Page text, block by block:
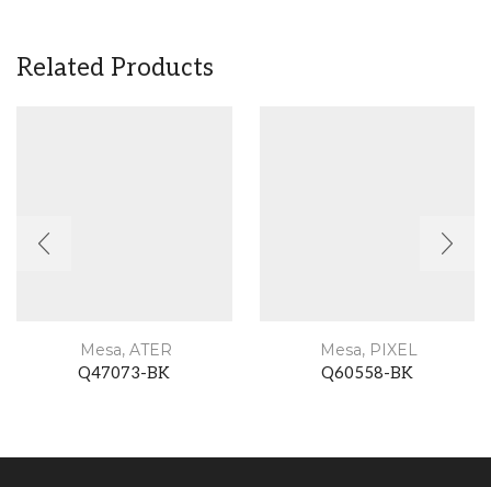
Related Products
Mesa,ATER
Q47073-BK
Mesa, PIXEL
Q60558-BK